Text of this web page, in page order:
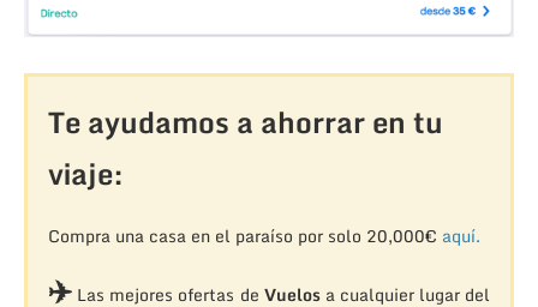
Te ayudamos a ahorrar en tu
viaje:
Compra una casa en el paraíso por solo 20,000€ aquí.
✈️Las mejores ofertas de Vuelosa cualquier lugar del